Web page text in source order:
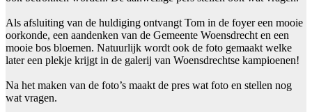
Als afsluiting van de huldiging ontvangt Tom in de foyer een mooie
oorkonde, een aandenken van de Gemeente Woensdrecht en een
mooie bos bloemen. Natuurlijk wordt ook de foto gemaakt welke
later een plekje krijgt in de galerij van Woensdrechtse kampioenen!
Na het maken van de foto’s maakt de pres wat foto en stellen nog
wat vragen.